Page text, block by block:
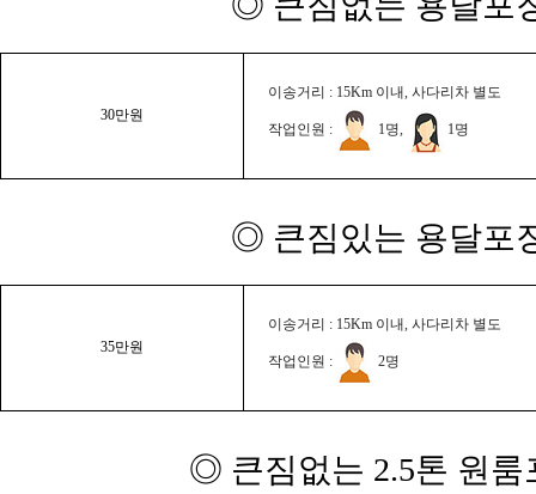
30만원
이송거리 : 15Km 이내, 사다리차 별도
작업인원 : 1명, 1명
◎ 큰짐있는 용달포
35만원
이송거리 : 15Km 이내, 사다리차 별도
작업인원 : 2명
◎ 큰짐없는 2.5톤 원룸